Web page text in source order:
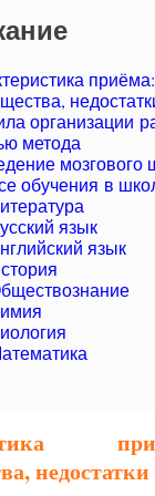
приёма:
организации
метода
мозгового
обучения в
язык
язык
недостатки